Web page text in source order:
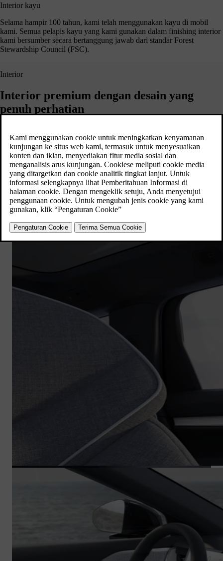
Interior kayu
Selama hampir 100 tahun, kami telah menggunakan kayu di mobil
kami. Semua pelapis kayu yang kami gunakan dalam finishing interior
kami bersumber secara bertanggung jawab dari standar Forest
Stewardship Council (FSC).
Interior
Interior premium dengan desain yang
penuh perhatian
Semuanya dirancang untuk menjadi premium dan lebih bertanggung
jawab – dan untuk mengekspresikan gaya yang berbeda. Lihatlah
beberapa pilihan gaya yang kami tawarkan dalam hal bahan pelapis
kursi dan dekorasi yang terbuat dari bahan terbarukan dan daur ulang.